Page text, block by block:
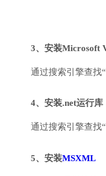
3、安装Microsoft
通过搜索引擎查找
4、安装.net运行库
通过搜索引擎查找
5、安装MSXML